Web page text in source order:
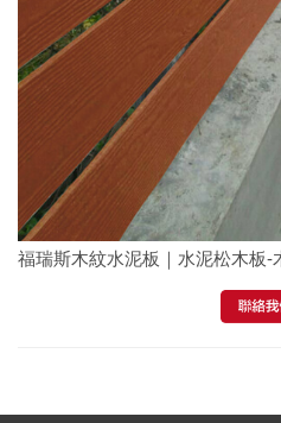
福瑞斯木紋水泥板｜水泥松木板-